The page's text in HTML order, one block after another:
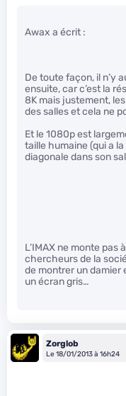
Awax a écrit :
De toute façon, il n’y
ensuite, car c’est la
8K mais justement,
des salles et cela ne
Et le 1080p est
taille humaine (qui a
diagonale dans son
L’IMAX ne monte pas
chercheurs de la
de montrer un damier
un écran gris…
Zorglob
Le 18/01/2013 à 16h24